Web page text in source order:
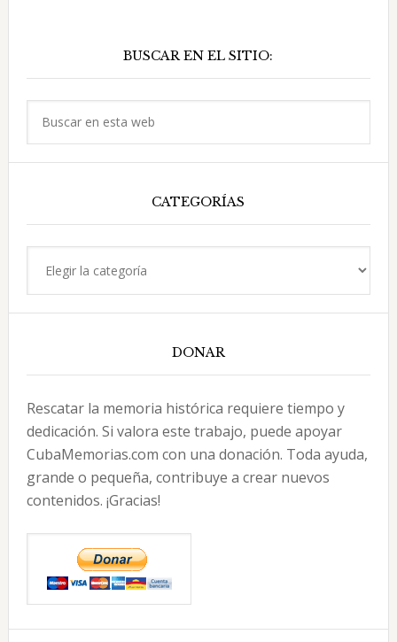
principal
BUSCAR EN EL SITIO:
CATEGORÍAS
DONAR
Rescatar la memoria histórica requiere tiempo y
dedicación. Si valora este trabajo, puede apoyar
CubaMemorias.com con una donación. Toda ayuda,
grande o pequeña, contribuye a crear nuevos
contenidos. ¡Gracias!